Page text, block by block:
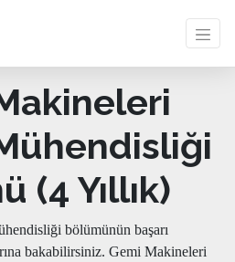
(4 Yıllık)
bölümünün başarı
bakabilirsiniz. Gemi Makineleri